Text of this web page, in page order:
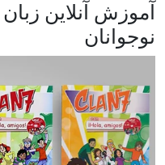
آموزش آنلاین
نوجوانان